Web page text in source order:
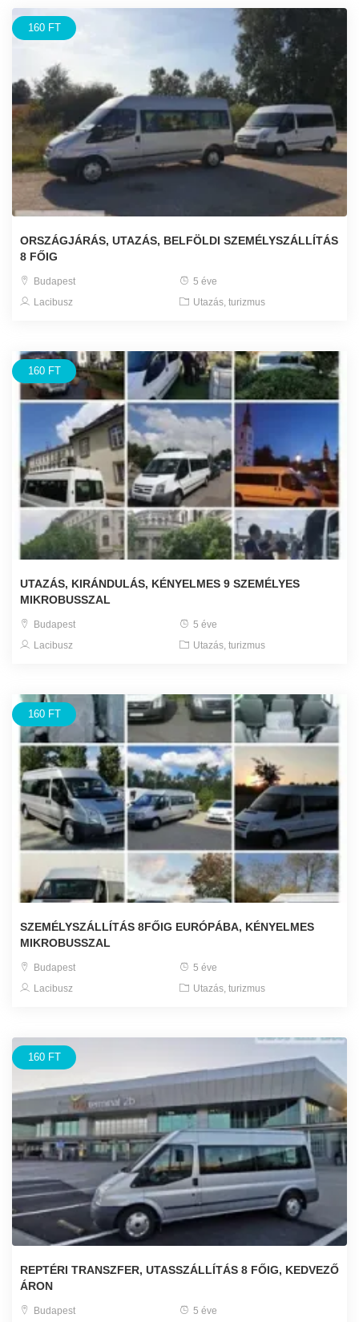
160 FT
ORSZÁGJÁRÁS, UTAZÁS, BELFÖLDI SZEMÉLYSZÁLLÍTÁS
8 FŐIG
Budapest
5 éve
Lacibusz
Utazás, turizmus
160 FT
UTAZÁS, KIRÁNDULÁS, KÉNYELMES 9 SZEMÉLYES
MIKROBUSSZAL
Budapest
5 éve
Lacibusz
Utazás, turizmus
160 FT
SZEMÉLYSZÁLLÍTÁS 8FŐIG EURÓPÁBA, KÉNYELMES
MIKROBUSSZAL
Budapest
5 éve
Lacibusz
Utazás, turizmus
160 FT
REPTÉRI TRANSZFER, UTASSZÁLLÍTÁS 8 FŐIG, KEDVEZŐ
ÁRON
Budapest
5 éve